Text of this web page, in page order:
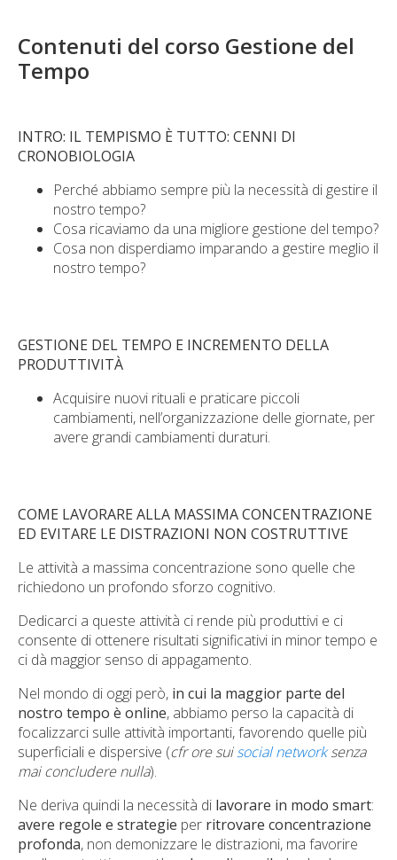
Contenuti del corso Gestione del
Tempo
INTRO: IL TEMPISMO È TUTTO: CENNI DI
CRONOBIOLOGIA
Perché abbiamo sempre più la necessità di gestire il
nostro tempo?
Cosa ricaviamo da una migliore gestione del tempo?
Cosa non disperdiamo imparando a gestire meglio il
nostro tempo?
GESTIONE DEL TEMPO E INCREMENTO DELLA
PRODUTTIVITÀ
Acquisire nuovi rituali e praticare piccoli
cambiamenti, nell’organizzazione delle giornate, per
avere grandi cambiamenti duraturi.
COME LAVORARE ALLA MASSIMA CONCENTRAZIONE
ED EVITARE LE DISTRAZIONI NON COSTRUTTIVE
Le attività a massima concentrazione sono quelle che
richiedono un profondo sforzo cognitivo.
Dedicarci a queste attività ci rende più produttivi e ci
consente di ottenere risultati significativi in minor tempo e
ci dà maggior senso di appagamento.
Nel mondo di oggi però, in cui la maggior parte del
nostro tempo è online, abbiamo perso la capacità di
focalizzarci sulle attività importanti, favorendo quelle più
superficiali e dispersive (cfr ore suisocial networksenza
mai concludere nulla).
Ne deriva quindi la necessità di lavorare in modo smart:
avere regole e strategie per ritrovare concentrazione
profonda, non demonizzare le distrazioni, ma favorire